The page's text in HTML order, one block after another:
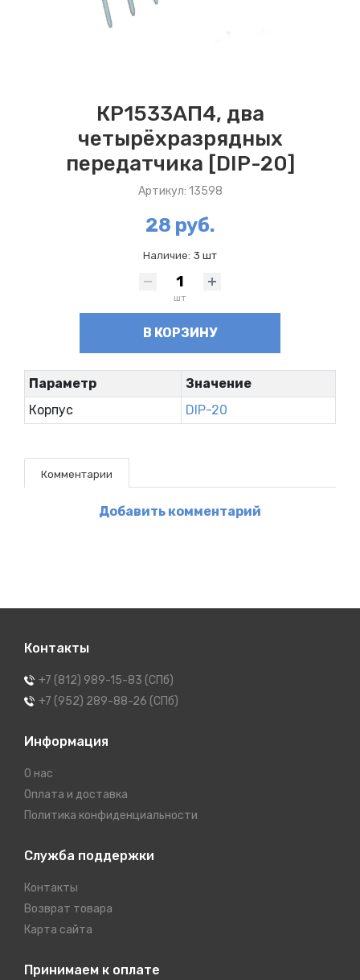
КР1533АП4, два
четырёхразрядных
передатчика [DIP-20]
Артикул: 13598
28 руб.
Наличие: 3 шт
шт
В КОРЗИНУ
Параметр
Значение
Корпус
DIP-20
Комментарии
Добавить комментарий
Контакты
+7 (812) 989-15-83 (СПб)
+7 (952) 289-88-26 (СПб)
Информация
О нас
Оплата и доставка
Политика конфиденциальности
Служба поддержки
Контакты
Возврат товара
Карта сайта
Принимаем к оплате